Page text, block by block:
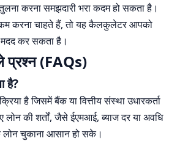
करना समझदारी भरा कदम हो सकता है।
करना चाहते हैं, तो यह कैलकुलेटर आपको
मदद कर सकता है।
प्रश्न (FAQs)
है?
है जिसमें बैंक या वित्तीय संस्था उधारकर्ता
लोन की शर्तों, जैसे ईएमआई, ब्याज दर या अवधि
चुकाना आसान हो सके।